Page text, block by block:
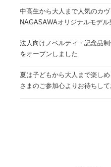
中高生から大人まで人気のカ
NAGASAWAオリジナルモデル
法人向けノベルティ・記念品
をオープンしました
夏は子どもから大人まで楽し
さまのご参加心よりお待ちし